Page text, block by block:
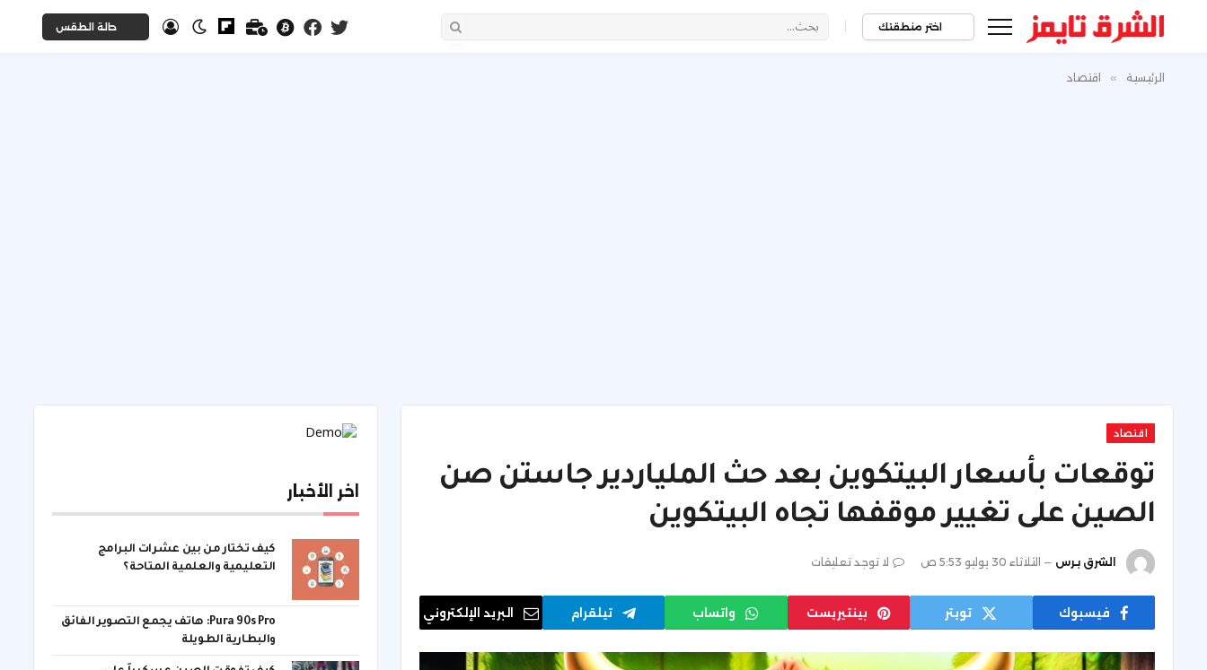
اختر منطقتك | حالة الطقس
الرئيسية » اقتصاد
اقتصاد
توقعات بأسعار البيتكوين بعد حث الملياردير جاستن صن
الصين على تغيير موقفها تجاه البيتكوين
الشرق برس الثلاثاء 30 يوليو 5:53 ص لا توجد تعليقات
فيسبوك تويتر بينتيريست واتساب تيلقرام البريد الإلكتروني
اخر الأخبار
كيف تختار من بين عشرات البرامج
التعليمية والعلمية المتاحة؟
Pura 90s Pro: هاتف يجمع التصوير الفائق
والبطارية الطويلة